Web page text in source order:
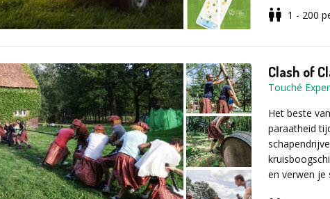
het
vierwieler.
live feedback
Eens terug
te weten wie
wereld is.
Vul voor
1 - 200
Clash of
Touché
Het beste
paraatheid
en verwen je